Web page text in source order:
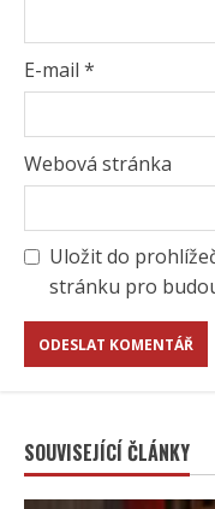
E-mail *
Webová stránka
Uložit do
stránku pro
SOUVISEJÍCÍ ČLÁNKY